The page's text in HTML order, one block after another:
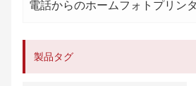
電話からのホームフォトプリン
製品タグ